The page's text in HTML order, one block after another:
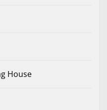
House